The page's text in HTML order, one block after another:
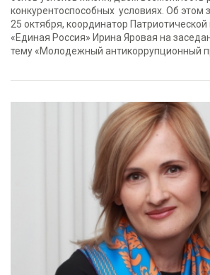
конкурентоспособных условиях. Об этом
25 октября, координатор
«Единая Россия» Ирина Яровая на
тему «Молодежный антикоррупционный